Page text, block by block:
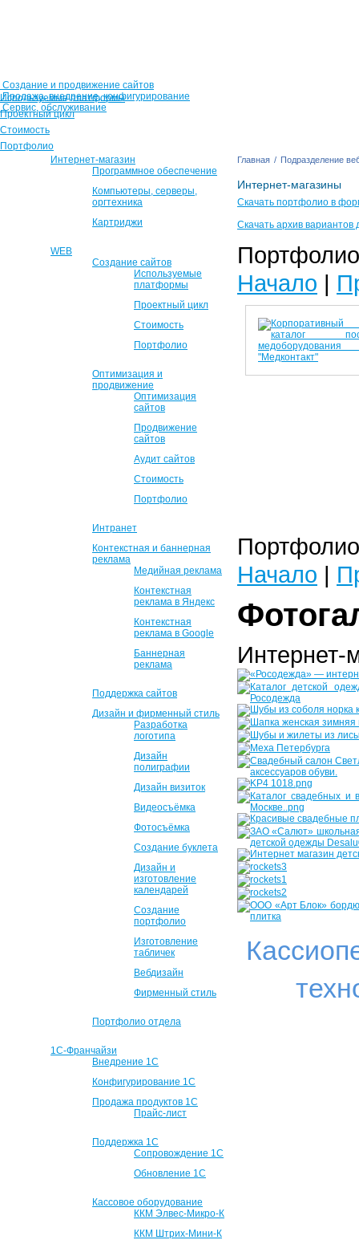
Создание и продвижение сайтов
Продажа, внедрение, конфигурирование
Сервис, обслуживание
Используемые платформы
Проектный цикл
Стоимость
Портфолио
Интернет-магазин
Программное обеспечение
Компьютеры, серверы,
оргтехника
Картриджи
WEB
Создание сайтов
Используемые
платформы
Проектный цикл
Стоимость
Портфолио
Оптимизация и
продвижение
Оптимизация
сайтов
Продвижение
сайтов
Аудит сайтов
Стоимость
Портфолио
Интранет
Контекстная и баннерная
реклама
Медийная реклама
Контекстная
реклама в Яндекс
Контекстная
реклама в Google
Баннерная
реклама
Поддержка сайтов
Дизайн и фирменный стиль
Разработка
логотипа
Дизайн
полиграфии
Дизайн визиток
Видеосъёмка
Фотосъёмка
Создание буклета
Дизайн и
изготовление
календарей
Создание
портфолио
Изготовление
табличек
Вебдизайн
Фирменный стиль
Портфолио отдела
1С-Франчайзи
Внедрение 1С
Конфигурирование 1С
Продажа продуктов 1С
Прайс-лист
Поддержка 1С
Сопровождение 1С
Обновление 1С
Кассовое оборудование
ККМ Элвес-Микро-К
ККМ Штрих-Мини-К
Главная / Подразделение
Интернет-магазины
Скачать портфолио в
Скачать архив вариантов
Начало |
Начало |
Интернет-